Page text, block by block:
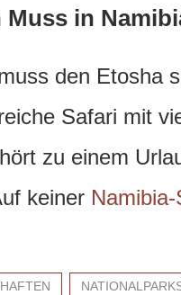
Muss in
den Etosha
Safari mit
zu einem
keiner